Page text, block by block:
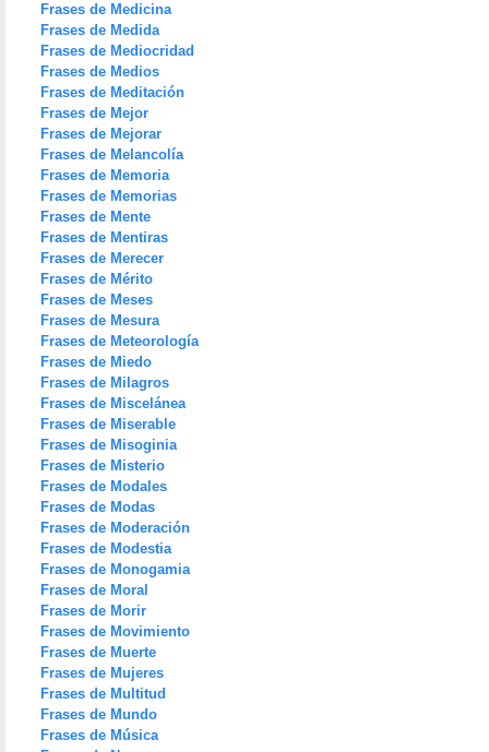
Frases de Medicina
Frases de Medida
Frases de Mediocridad
Frases de Medios
Frases de Meditación
Frases de Mejor
Frases de Mejorar
Frases de Melancolía
Frases de Memoria
Frases de Memorias
Frases de Mente
Frases de Mentiras
Frases de Merecer
Frases de Mérito
Frases de Meses
Frases de Mesura
Frases de Meteorología
Frases de Miedo
Frases de Milagros
Frases de Miscelánea
Frases de Miserable
Frases de Misoginia
Frases de Misterio
Frases de Modales
Frases de Modas
Frases de Moderación
Frases de Modestia
Frases de Monogamia
Frases de Moral
Frases de Morir
Frases de Movimiento
Frases de Muerte
Frases de Mujeres
Frases de Multitud
Frases de Mundo
Frases de Música